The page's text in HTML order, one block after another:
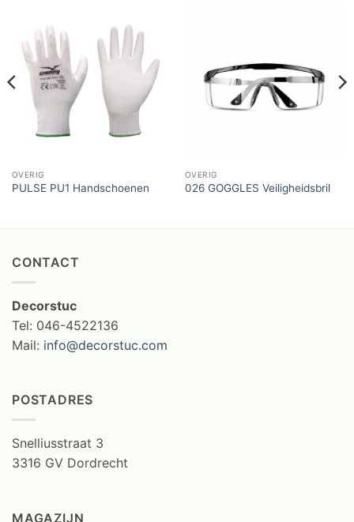
OVERIG
PULSE PU1 Handschoenen
OVERIG
026 GOGGLES Veiligheidsbril
CONTACT
Decorstuc
Tel: 046-4522136
Mail: info@decorstuc.com
POSTADRES
Snelliusstraat 3
3316 GV Dordrecht
MAGAZIJN